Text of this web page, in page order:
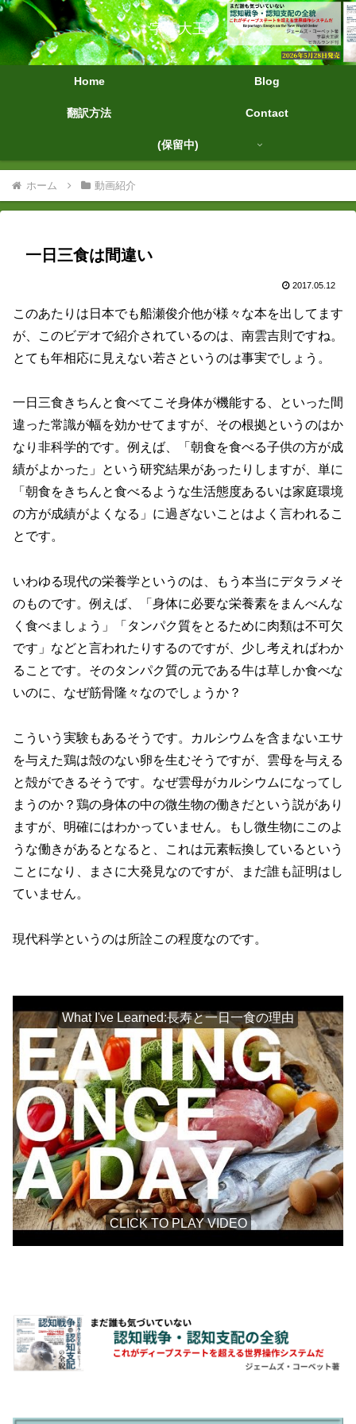
字幕大王
Home Blog
翻訳方法 Contact
(保留中)
ホーム 動画紹介
一日三食は間違い
2017.05.12
このあたりは日本でも船瀬俊介他が様々な本を出してます
が、このビデオで紹介されているのは、南雲吉則ですね。
とても年相応に見えない若さというのは事実でしょう。
一日三食きちんと食べてこそ身体が機能する、といった間
違った常識が幅を効かせてますが、その根拠というのはか
なり非科学的です。例えば、「朝食を食べる子供の方が成
績がよかった」という研究結果があったりしますが、単に
「朝食をきちんと食べるような生活態度あるいは家庭環境
の方が成績がよくなる」に過ぎないことはよく言われるこ
とです。
いわゆる現代の栄養学というのは、もう本当にデタラメそ
のものです。例えば、「身体に必要な栄養素をまんべんな
く食べましょう」「タンパク質をとるために肉類は不可欠
です」などと言われたりするのですが、少し考えればわか
ることです。そのタンパク質の元である牛は草しか食べな
いのに、なぜ筋骨隆々なのでしょうか？
こういう実験もあるそうです。カルシウムを含まないエサ
を与えた鶏は殻のない卵を生むそうですが、雲母を与える
と殻ができるそうです。なぜ雲母がカルシウムになってし
まうのか？鶏の身体の中の微生物の働きだという説があり
ますが、明確にはわかっていません。もし微生物にこのよ
うな働きがあるとなると、これは元素転換しているという
ことになり、まさに大発見なのですが、まだ誰も証明はし
ていません。
現代科学というのは所詮この程度なのです。